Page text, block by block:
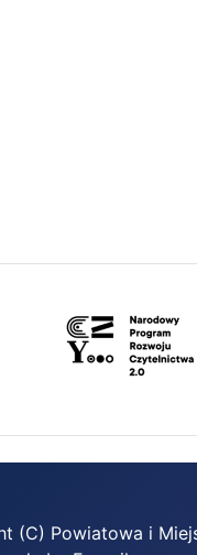
(C) Powiatowa i